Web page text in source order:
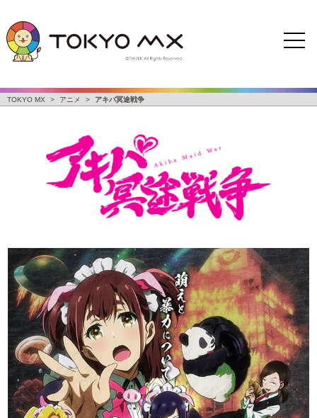
TOKYO MX > アニメ > アキバ冥途戦争